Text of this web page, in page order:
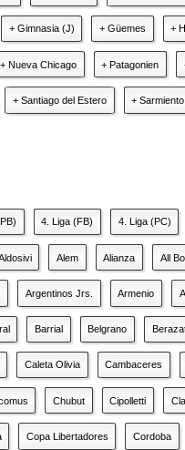
+ Gimnasia (J) + Güemes +
+ Nueva Chicago + Patagonien
+ Santiago del Estero + Sarmiento
4. Liga (FB) 4. Liga (PC)
Alem Alianza All
Argentinos Jrs. Armenio
Barrial Belgrano
Caleta Olivia Cambaceres
Chubut Cipolletti
Copa Libertadores Cordoba